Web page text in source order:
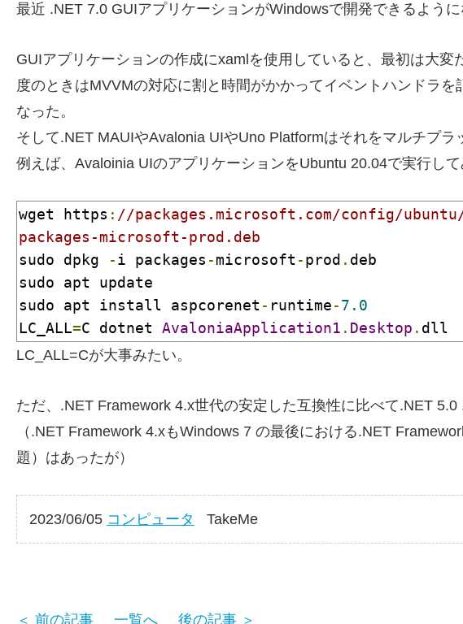
最近 .NET 7.0 GUIアプリケーションがWindowsで開発できるように
GUIアプリケーションの作成にxamlを使用していると、最初は大
度のときはMVVMの対応に割と時間がかかってイベントハンドラ
なった。
そして.NET MAUIやAvalonia UIやUno Platformはそれをマルチプラ
例えば、Avaloinia UIのアプリケーションをUbuntu 20.04で実行して
wget https : //packages.microsoft.com/config/
packages-microsoft-prod.deb
sudo dpkg
-i packages -microsoft -prod . deb
sudo apt update
sudo apt install aspcorenet - runtime-7.0
LC_ALL=C dotnet AvaloniaApplication1 . Desktop . dll
LC_ALL=Cが大事みたい。
ただ、.NET Framework 4.x世代の安定した互換性に比べて.NET
（.NET Framework 4.xもWindows 7 の最後における.NET
題）はあったが）
2023/06/05 コンピュータ TakeMe
＜ 前の記事 一覧へ 後の記事 ＞